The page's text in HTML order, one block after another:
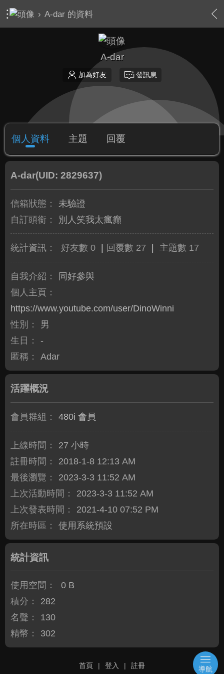
› A-dar 的資料
A-dar
加為好友 發訊息
個人資料 主題 回覆
A-dar(UID: 2829637)
信箱狀態：
未驗證
自訂頭銜：
別人笑我太瘋癲
統計資訊： 好友數 0 回覆數 27 主題數 17
自我介紹：
同好參與
個人主頁：
https://www.youtube.com/user/DinoWinni
性別：
男
生日：
-
匿稱：
Adar
活躍概況
會員群組： 480i 會員
上線時間：
27 小時
註冊時間：
2018-1-8 12:13 AM
最後瀏覽：
2023-3-3 11:52 AM
上次活動時間：
2023-3-3 11:52 AM
上次發表時間：
2021-4-10 07:52 PM
所在時區：
使用系統預設
統計資訊
使用空間：
0 B
積分：
282
名聲：
130
精幣：
302
首頁 | 登入 | 註冊 導航